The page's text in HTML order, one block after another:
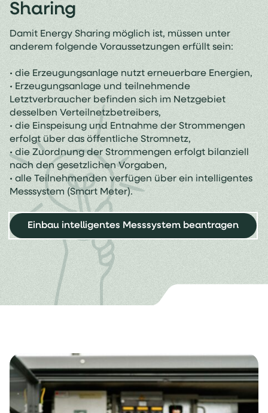
Sharing
Damit Energy Sharing möglich ist, müssen unter
anderem folgende Voraussetzungen erfüllt sein:
• die Erzeugungsanlage nutzt erneuerbare Energien,
• Erzeugungsanlage und teilnehmende
Letztverbraucher befinden sich im Netzgebiet
desselben Verteilnetzbetreibers,
• die Einspeisung und Entnahme der Strommengen
erfolgt über das öffentliche Stromnetz,
• die Zuordnung der Strommengen erfolgt bilanziell
nach den gesetzlichen Vorgaben,
• alle Teilnehmenden verfügen über ein intelligentes
Messsystem (Smart Meter).
Einbau intelligentes Messsystem beantragen